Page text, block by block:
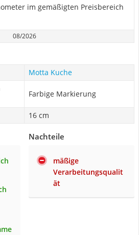
im gemäßigten Preisbereich
08/2026
Motta Kuche
Farbige Markierung
16 cm
Nachteile
mäßige
Verarbeitungsqualit
ät